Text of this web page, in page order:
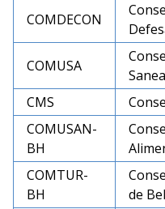
COMDECON
COMUSA
CMS
COMUSAN-
BH
COMTUR-
BH
de